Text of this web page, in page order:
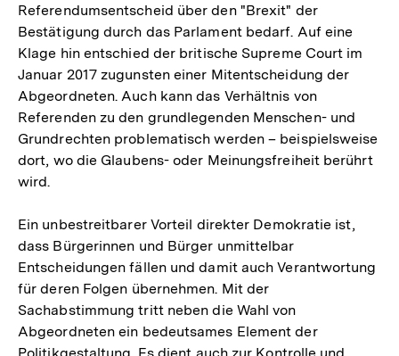
Referendumsentscheid über den "Brexit" der
Bestätigung durch das Parlament bedarf. Auf eine
Klage hin entschied der britische Supreme Court im
Januar 2017 zugunsten einer Mitentscheidung der
Abgeordneten. Auch kann das Verhältnis von
Referenden zu den grundlegenden Menschen- und
Grundrechten problematisch werden – beispielsweise
dort, wo die Glaubens- oder Meinungsfreiheit berührt
wird.
Ein unbestreitbarer Vorteil direkter Demokratie ist,
dass Bürgerinnen und Bürger unmittelbar
Entscheidungen fällen und damit auch Verantwortung
für deren Folgen übernehmen. Mit der
Sachabstimmung tritt neben die Wahl von
Abgeordneten ein bedeutsames Element der